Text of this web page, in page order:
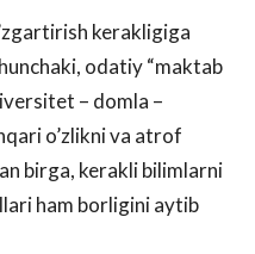
kerakligiga
odatiy “maktab
– domla –
o’zlikni va atrof
birga, kerakli bilimlarni
ham borligini aytib